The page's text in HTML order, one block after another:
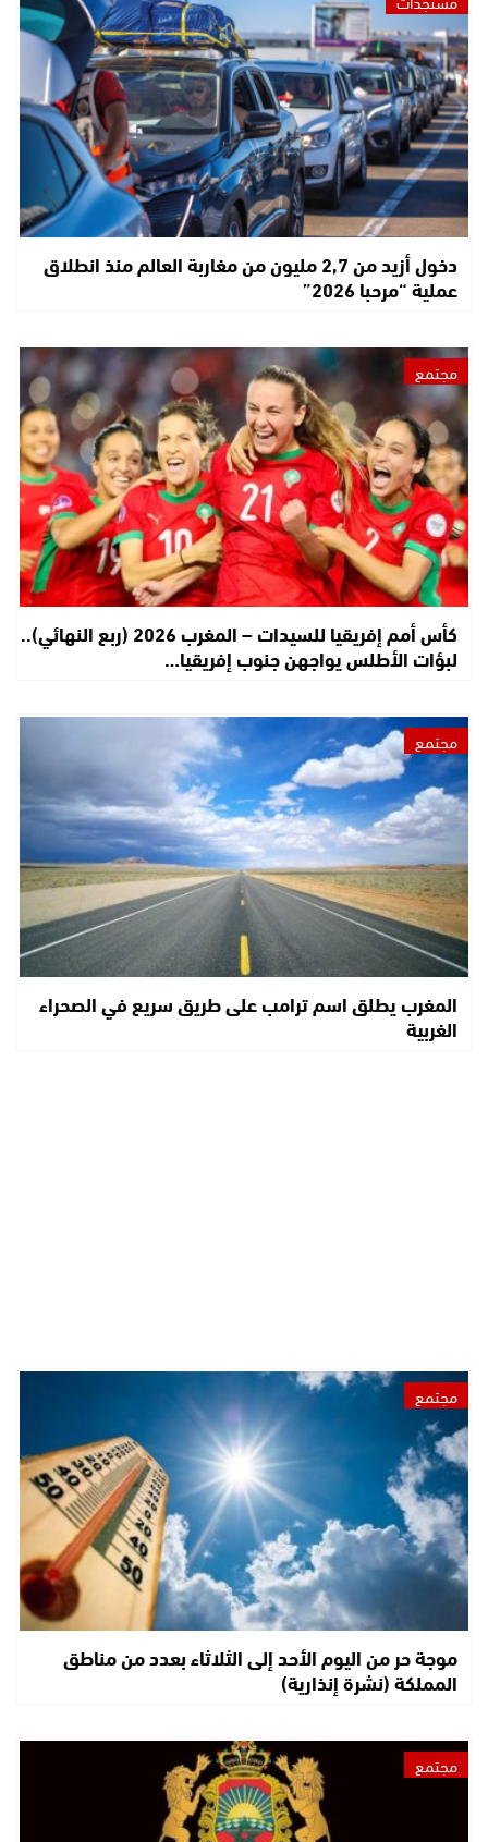
دخول أزيد من 2,7 مليون من مغاربة العالم منذ انطلاق
عملية “مرحبا 2026”
مجتمع
كأس أمم إفريقيا للسيدات – المغرب 2026 (ربع النهائي)..
لبؤات الأطلس يواجهن جنوب إفريقيا…
مجتمع
المغرب يطلق اسم ترامب على طريق سريع في الصحراء
الغربية
مجتمع
موجة حر من اليوم الأحد إلى الثلاثاء بعدد من مناطق
المملكة (نشرة إنذارية)
مجتمع